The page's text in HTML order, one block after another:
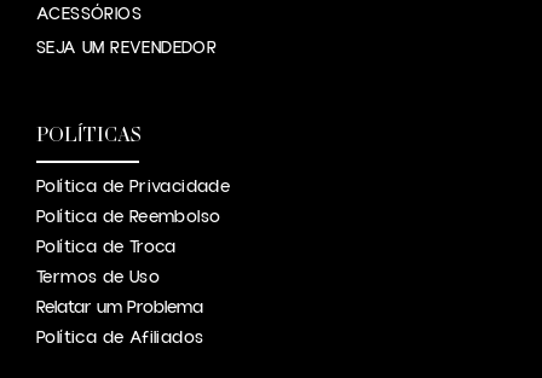
ACESSÓRIOS
SEJA UM REVENDEDOR
POLÍTICAS
Política de Privacidade
Política de Reembolso
Política de Troca
Termos de Uso
Relatar um Problema
Política de Afiliados